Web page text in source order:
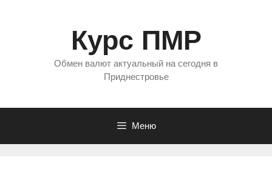
Курс ПМР
Обмен валют актуальный на сегодня в
Приднестровье
Меню